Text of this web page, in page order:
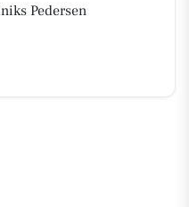
Pedersen